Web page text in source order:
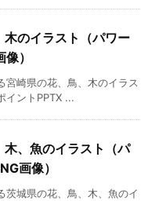
のイラスト（パワー
）
宮崎県の花、鳥、木のイラス
イントPPTX ...
、魚のイラスト（パ
画像）
茨城県の花、鳥、木、魚のイ